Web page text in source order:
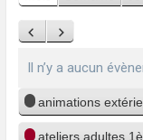
Précédent
Suivant
Il n’y a aucun
Catégories
animations
ateliers adultes